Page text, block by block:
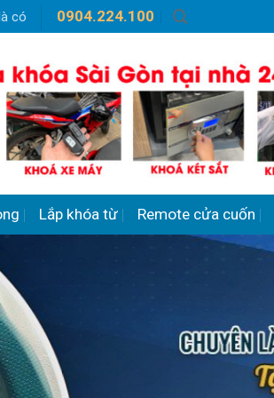
có 0904.224.100
Lắp khóa từ Remote cửa cuốn